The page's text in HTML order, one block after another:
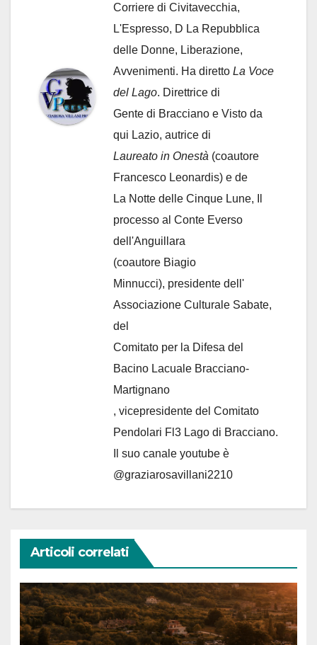
Corriere di Civitavecchia,
L'Espresso, D La Repubblica
delle Donne, Liberazione,
Avvenimenti. Ha diretto La Voce
del Lago. Direttrice di
Gente di Bracciano e Visto da
qui Lazio, autrice di
Laureato in Onestà (coautore
Francesco Leonardis) e de
La Notte delle Cinque Lune, Il
processo al Conte Everso
dell'Anguillara
(coautore Biagio
Minnucci), presidente dell'
Associazione Culturale Sabate,
del
Comitato per la Difesa del
Bacino Lacuale Bracciano-
Martignano
, vicepresidente del Comitato
Pendolari Fl3 Lago di Bracciano.
Il suo canale youtube è
@graziarosavillani2210
Articoli correlati